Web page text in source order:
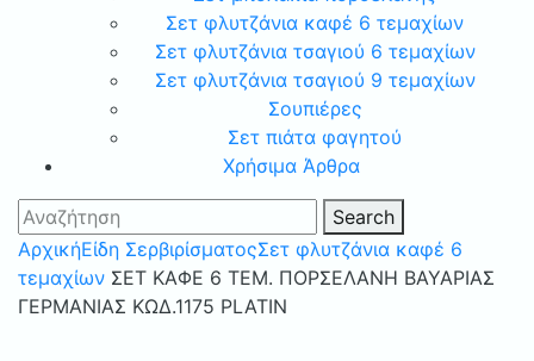
Σετ φλυτζάνια καφέ 6 τεμαχίων
Σετ φλυτζάνια τσαγιού 6 τεμαχίων
Σετ φλυτζάνια τσαγιού 9 τεμαχίων
Σουπιέρες
Σετ πιάτα φαγητού
Χρήσιμα Άρθρα
Search
ΑρχικήΕίδη ΣερβιρίσματοςΣετ φλυτζάνια καφέ 6
τεμαχίων ΣΕΤ ΚΑΦΕ 6 ΤΕΜ. ΠΟΡΣΕΛΑΝΗ ΒΑΥΑΡΙΑΣ
ΓΕΡΜΑΝΙΑΣ ΚΩΔ.1175 PLATIN